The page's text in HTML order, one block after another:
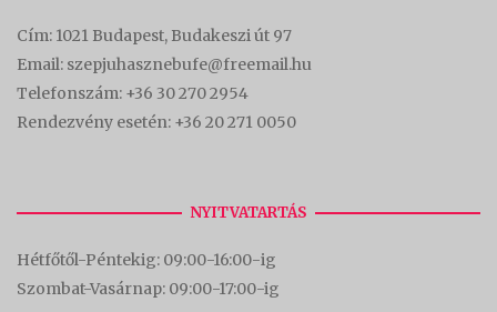
Cím: 1021 Budapest, Budakeszi út 97
Email: szepjuhasznebufe@freemail.hu
Telefonszám: +36 30 270 2954
Rendezvény esetén: +36 20 271 0050
NYITVATARTÁS
Hétfőtől-Péntekig: 09:00-16:00-ig
Szombat-Vasárnap: 09:00-17:00-ig